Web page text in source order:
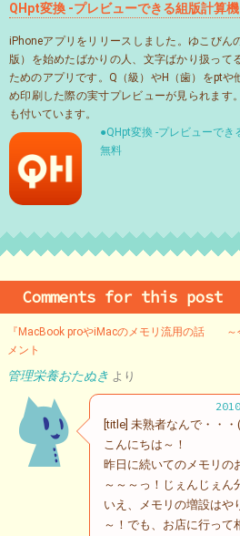
QHpt変換 -プレビューできる組版計算機
iPhoneアプリをリリースしました。ゆこびん
版）を始めたばかりの人、文字ばかり扱って
ためのアプリです。Q（級）やH（歯）をptや
め印刷した際の実寸プレビューが見られます
も付いています。
●QHpt変換 -プレビューでき
無料
Comments for this post
『MacBook proやiMacのメモリ流用の話 ～
メント
管理栄養おたぬき より
[title] 未熟者なんで・・・
こんにちは～！
昨日に続いてのメモリの
～～～っ！じぇんじぇん
いえ、メモリの増設はや
～！でも、お店に行って